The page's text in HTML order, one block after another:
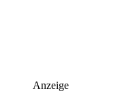
Anzeige